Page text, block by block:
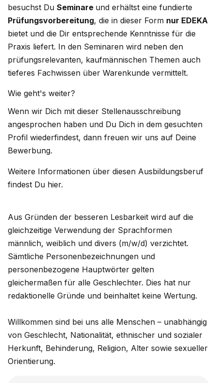
besuchst Du Seminare und erhältst eine fundierte
Prüfungsvorbereitung, die in dieser Form nur EDEKA
bietet und die Dir entsprechende Kenntnisse für die
Praxis liefert. In den Seminaren wird neben den
prüfungsrelevanten, kaufmännischen Themen auch
tieferes Fachwissen über Warenkunde vermittelt.
Wie geht's weiter?
Wenn wir Dich mit dieser Stellenausschreibung
angesprochen haben und Du Dich in dem gesuchten
Profil wiederfindest, dann freuen wir uns auf Deine
Bewerbung.
Weitere Informationen über diesen Ausbildungsberuf
findest Du hier.
Aus Gründen der besseren Lesbarkeit wird auf die
gleichzeitige Verwendung der Sprachformen
männlich, weiblich und divers (m/w/d) verzichtet.
Sämtliche Personenbezeichnungen und
personenbezogene Hauptwörter gelten
gleichermaßen für alle Geschlechter. Dies hat nur
redaktionelle Gründe und beinhaltet keine Wertung.
Willkommen sind bei uns alle Menschen – unabhängig
von Geschlecht, Nationalität, ethnischer und sozialer
Herkunft, Behinderung, Religion, Alter sowie sexueller
Orientierung.